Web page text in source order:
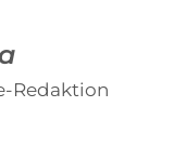
Redaktion